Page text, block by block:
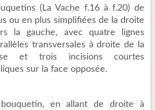
(La Vache f.16 à f.20) de
ou en plus simplifiées de la droite
la gauche, avec quatre lignes
transversales à droite de la
et trois incisions courtes
sur la face opposée.
en allant de droite à